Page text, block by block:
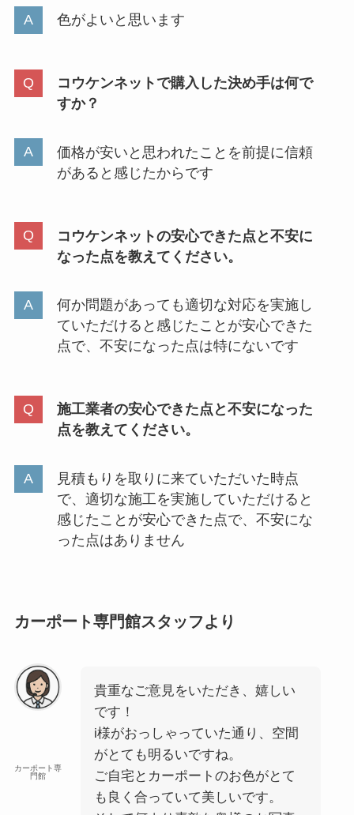
色がよいと思います
コウケンネットで購入した決め手は何で
すか？
価格が安いと思われたことを前提に信頼
があると感じたからです
コウケンネットの安心できた点と不安に
なった点を教えてください。
何か問題があっても適切な対応を実施し
ていただけると感じたことが安心できた
点で、不安になった点は特にないです
施工業者の安心できた点と不安になった
点を教えてください。
見積もりを取りに来ていただいた時点
で、適切な施工を実施していただけると
感じたことが安心できた点で、不安にな
った点はありません
カーポート専門館スタッフより
カーポート専
門館
貴重なご意見をいただき、嬉しい
です！
i様がおっしゃっていた通り、空間
がとても明るいですね。
ご自宅とカーポートのお色がとて
も良く合っていて美しいです。